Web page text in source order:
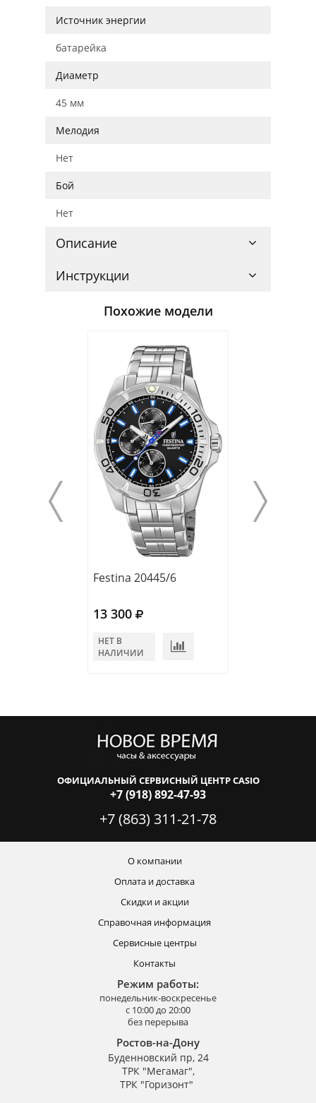
Источник энергии
батарейка
Диаметр
45 мм
Мелодия
Нет
Бой
Нет
Описание
Инструкции
Похожие модели
Festinа 20445/6
13 300
НЕТ В
НАЛИЧИИ
ОФИЦИАЛЬНЫЙ СЕРВИСНЫЙ ЦЕНТР CASIO
+7 (918) 892-47-93
+7 (863) 311-21-78
О компании
Оплата и доставка
Скидки и акции
Справочная информация
Сервисные центры
Контакты
Режим работы:
понедельник-воскресенье
с 10:00 до 20:00
без перерыва
Ростов-на-Дону
Буденновский пр, 24
ТРК "Мегамаг",
ТРК "Горизонт"